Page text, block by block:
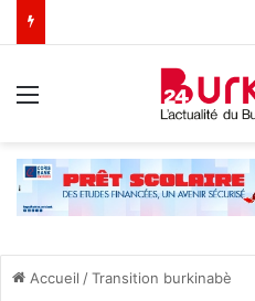
Accueil /Transition burkinabè